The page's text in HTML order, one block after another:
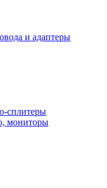
и адаптеры
сплитеры
мониторы